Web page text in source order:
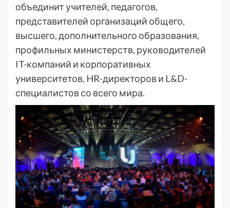
объединит учителей, педагогов,
представителей организаций общего,
высшего, дополнительного образования,
профильных министерств, руководителей
IT-компаний и корпоративных
университетов, HR-директоров и L&D-
специалистов со всего мира.